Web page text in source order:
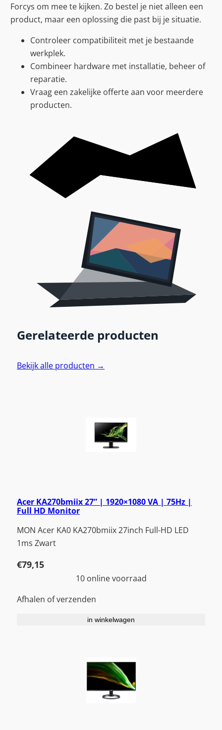
Forcys om mee te kijken. Zo bestel je niet alleen een
product, maar een oplossing die past bij je situatie.
Controleer compatibiliteit met je bestaande
werkplek.
Combineer hardware met installatie, beheer of
reparatie.
Vraag een zakelijke offerte aan voor meerdere
producten.
Gerelateerde producten
Bekijk alle producten →
Acer KA270bmiix 27” | 1920×1080 VA | 75Hz |
Full HD Monitor
MON Acer KA0 KA270bmiix 27inch Full-HD LED
1ms Zwart
€79,15
10 online voorraad
Afhalen of verzenden
in winkelwagen